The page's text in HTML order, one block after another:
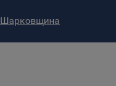
Шарковщина